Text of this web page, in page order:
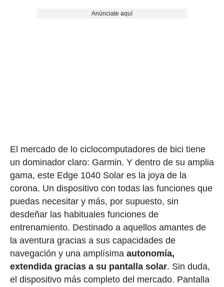
Anúnciate aquí
El mercado de lo ciclocomputadores de bici tiene
un dominador claro: Garmin. Y dentro de su amplia
gama, este Edge 1040 Solar es la joya de la
corona. Un dispositivo con todas las funciones que
puedas necesitar y más, por supuesto, sin
desdeñar las habituales funciones de
entrenamiento. Destinado a aquellos amantes de
la aventura gracias a sus capacidades de
navegación y una amplísima autonomía,
extendida gracias a su pantalla solar. Sin duda,
el dispositivo más completo del mercado. Pantalla